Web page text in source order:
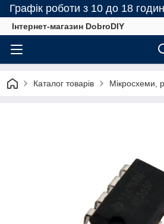
Графік роботи з 10 до 18
Інтернет-магазин DobroDIY
Каталог товарів Мікросхеми,